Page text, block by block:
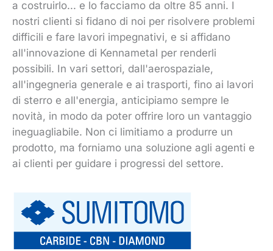
a costruirlo... e lo facciamo da oltre 85 anni. I
nostri clienti si fidano di noi per risolvere problemi
difficili e fare lavori impegnativi, e si affidano
all'innovazione di Kennametal per renderli
possibili. In vari settori, dall'aerospaziale,
all'ingegneria generale e ai trasporti, fino ai lavori
di sterro e all'energia, anticipiamo sempre le
novità, in modo da poter offrire loro un vantaggio
ineguagliabile. Non ci limitiamo a produrre un
prodotto, ma forniamo una soluzione agli agenti e
ai clienti per guidare i progressi del settore.